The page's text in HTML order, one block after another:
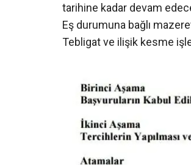
tarihine kadar devam
Eş durumuna bağlı
Tebligat ve ilişik kesme